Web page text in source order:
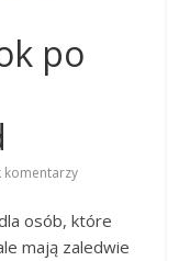
po
komentarzy
osób, które
mają zaledwie